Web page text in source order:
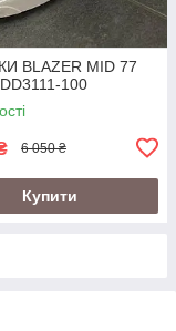
BLAZER MID 77
100
6 050 ₴
Купити